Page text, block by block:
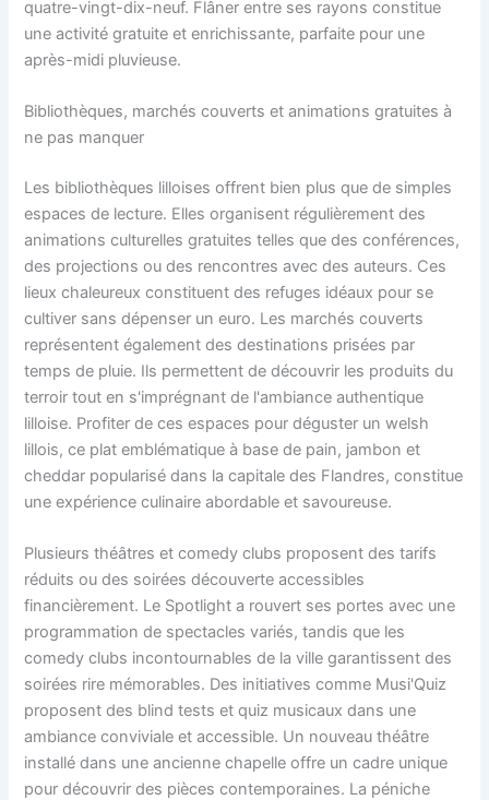
quatre-vingt-dix-neuf. Flâner entre ses rayons constitue
une activité gratuite et enrichissante, parfaite pour une
après-midi pluvieuse.
Bibliothèques, marchés couverts et animations gratuites à
ne pas manquer
Les bibliothèques lilloises offrent bien plus que de simples
espaces de lecture. Elles organisent régulièrement des
animations culturelles gratuites telles que des conférences,
des projections ou des rencontres avec des auteurs. Ces
lieux chaleureux constituent des refuges idéaux pour se
cultiver sans dépenser un euro. Les marchés couverts
représentent également des destinations prisées par
temps de pluie. Ils permettent de découvrir les produits du
terroir tout en s'imprégnant de l'ambiance authentique
lilloise. Profiter de ces espaces pour déguster un welsh
lillois, ce plat emblématique à base de pain, jambon et
cheddar popularisé dans la capitale des Flandres, constitue
une expérience culinaire abordable et savoureuse.
Plusieurs théâtres et comedy clubs proposent des tarifs
réduits ou des soirées découverte accessibles
financièrement. Le Spotlight a rouvert ses portes avec une
programmation de spectacles variés, tandis que les
comedy clubs incontournables de la ville garantissent des
soirées rire mémorables. Des initiatives comme Musi'Quiz
proposent des blind tests et quiz musicaux dans une
ambiance conviviale et accessible. Un nouveau théâtre
installé dans une ancienne chapelle offre un cadre unique
pour découvrir des pièces contemporaines. La péniche